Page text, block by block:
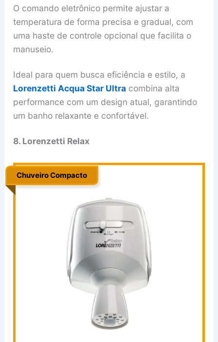
O comando eletrônico permite ajustar a
temperatura de forma precisa e gradual, com
uma haste de controle opcional que facilita o
manuseio.
Ideal para quem busca eficiência e estilo, a
Lorenzetti Acqua Star Ultra combina alta
performance com um design atual, garantindo
um banho relaxante e confortável.
8. Lorenzetti Relax
.
Chuveiro Compacto